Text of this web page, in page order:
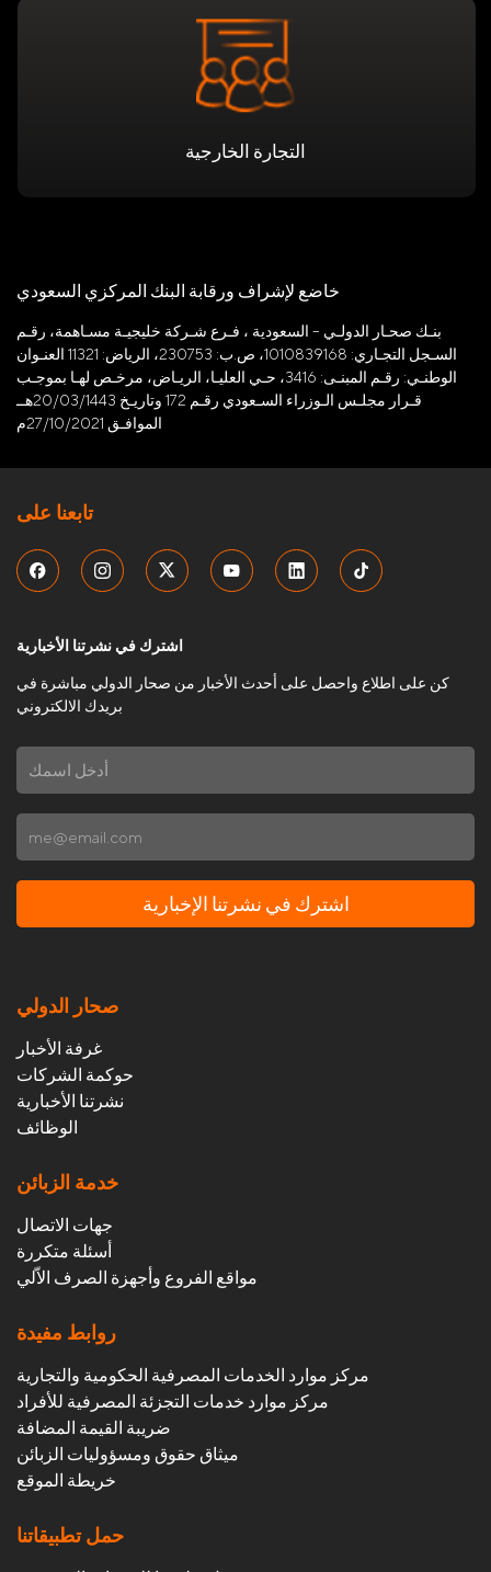
التجارة الخارجية
خاضع لإشراف ورقابة البنك المركزي السعودي
بنـك صحـار الدولـي – السعودية ، فـرع شـركة خليجيـة مسـاهمة، رقـم
السـجل التجـاري: 1010839168، ص.ب: 230753، الرياض: 11321 العنـوان
الوطنـي: رقـم المبنـى: 3416، حـي العليـا، الريـاض، مرخـص لهـا بموجـب
قـرار مجلـس الـوزراء السـعودي رقـم 172 وتاريـخ 20/03/1443هــ
الموافـق 27/10/2021م
تابعنا على
اشترك في نشرتنا الأخبارية
كن على اطلاع واحصل على أحدث الأخبار من صحار الدولي مباشرة في
بريدك الالكتروني
اشترك في نشرتنا الإخبارية
صحار الدولي
غرفة الأخبار
حوكمة الشركات
نشرتنا الأخبارية
الوظائف
خدمة الزبائن
جهات الاتصال
أسئلة متكررة
مواقع الفروع وأجهزة الصرف الاّلي
روابط مفيدة
مركز موارد الخدمات المصرفية الحكومية والتجارية
مركز موارد خدمات التجزئة المصرفية للأفراد
ضريبة القيمة المضافة
ميثاق حقوق ومسؤوليات الزبائن
خريطة الموقع
حمل تطبيقاتنا